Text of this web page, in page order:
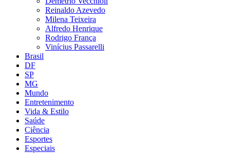
Reinaldo Azevedo
Milena Teixeira
Alfredo Henrique
Rodrigo França
Vinícius Passarelli
Brasil
DF
SP
MG
Mundo
Entretenimento
Vida & Estilo
Saúde
Ciência
Esportes
Especiais